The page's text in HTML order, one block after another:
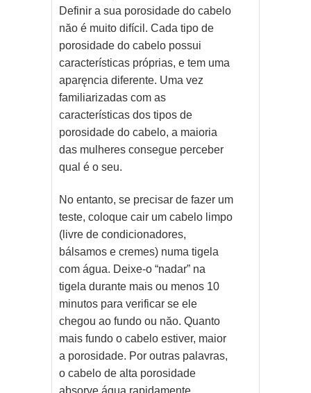
Definir a sua porosidade do cabelo
năo é muito difícil. Cada tipo de
porosidade do cabelo possui
características próprias, e tem uma
aparęncia diferente. Uma vez
familiarizadas com as
características dos tipos de
porosidade do cabelo, a maioria
das mulheres consegue perceber
qual é o seu.
No entanto, se precisar de fazer um
teste, coloque cair um cabelo limpo
(livre de condicionadores,
bálsamos e cremes) numa tigela
com água. Deixe-o “nadar” na
tigela durante mais ou menos 10
minutos para verificar se ele
chegou ao fundo ou năo. Quanto
mais fundo o cabelo estiver, maior
a porosidade. Por outras palavras,
o cabelo de alta porosidade
absorve água rapidamente,